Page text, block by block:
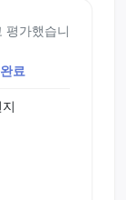
평가했습니
료